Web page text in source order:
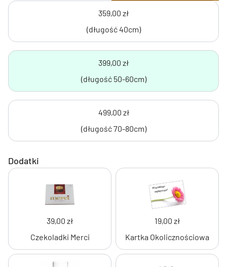
359,00 zł
(długość 40cm)
399,00 zł
(długość 50-60cm)
499,00 zł
(długość 70-80cm)
Dodatki
39,00 zł
Czekoladki Merci
19,00 zł
Kartka Okolicznościowa